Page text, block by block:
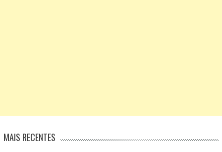
MAIS RECENTES